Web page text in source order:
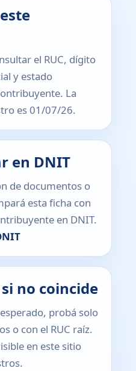
el RUC, dígito
y estado
La
es 01/07/26.
en DNIT
de documentos o
esta ficha con
en DNIT.
no coincide
probá solo
o con el RUC raíz.
en este sitio